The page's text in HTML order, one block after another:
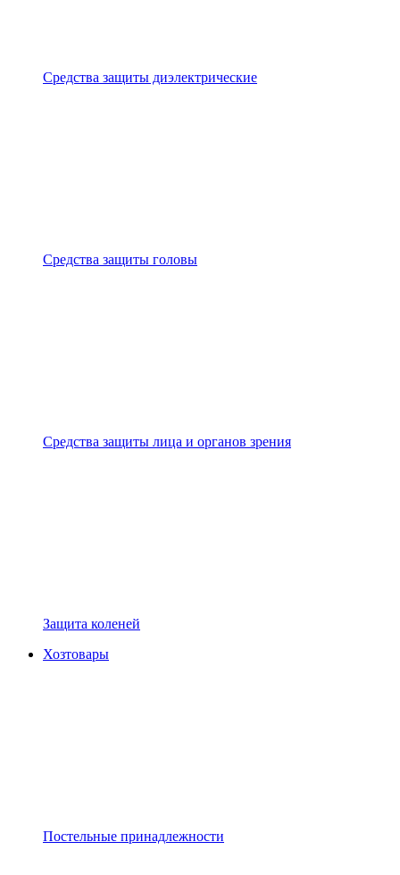
Средства защиты диэлектрические
Средства защиты головы
Средства защиты лица и органов зрения
Защита коленей
Хозтовары
Постельные принадлежности